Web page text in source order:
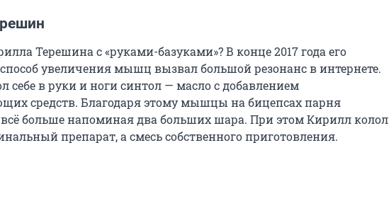
Терешина с «руками-базуками»? В конце 2017 года его
увеличения мышц вызвал большой резонанс в интернете.
себе в руки и ноги синтол — масло с добавлением
средств. Благодаря этому мышцы на бицепсах парня
всё больше напоминая два больших шара. При этом Кирилл колол
препарат, а смесь собственного приготовления.